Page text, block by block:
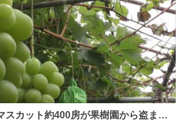
スカット約400房が果樹園から盗まれ